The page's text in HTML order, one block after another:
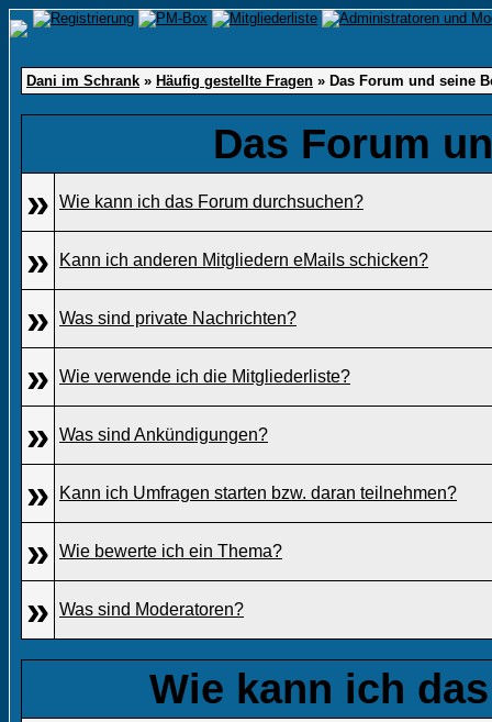
Dani im Schrank » Häufig gestellte Fragen » Das Forum und seine
Das Forum
» Wie kann ich das Forum durchsuchen?
» Kann ich anderen Mitgliedern eMails schicken?
» Was sind private Nachrichten?
» Wie verwende ich die Mitgliederliste?
» Was sind Ankündigungen?
» Kann ich Umfragen starten bzw. daran teilnehmen?
» Wie bewerte ich ein Thema?
» Was sind Moderatoren?
Wie kann ich